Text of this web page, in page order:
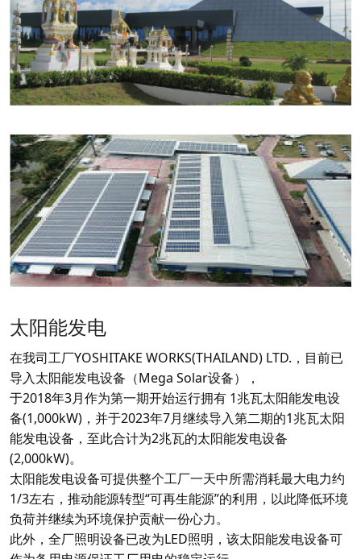
太阳能发电
在我司工厂YOSHITAKE WORKS(THAILAND) LTD.，目前已
导入太阳能发电设备（Mega Solar设备），
于2018年3月作为第一期开始运行拥有 1兆瓦太阳能发电设
备(1,000kW)，并于2023年7月继续导入第二期的1兆瓦太阳
能发电设备，至此合计为2兆瓦的太阳能发电设备
(2,000kW)。
太阳能发电设备可提供整个工厂一天中所需消耗最大电力约
1/3左右，推动能源转型“可再生能源”的利用，以此降低环境
负荷并继续为环境保护贡献一份心力。
此外，全厂照明设备已改为LED照明，该太阳能发电设备可